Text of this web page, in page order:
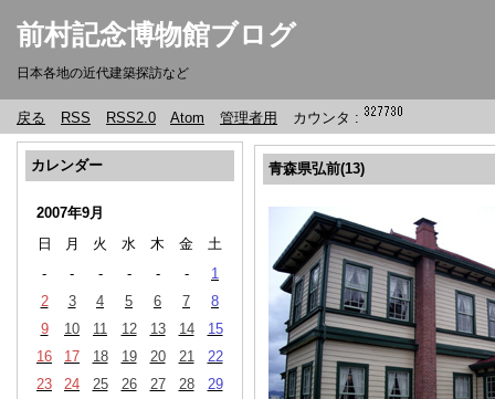
前村記念博物館ブログ
日本各地の近代建築探訪など
戻る RSS RSS2.0 Atom 管理者用 カウンタ :
カレンダー
2007年9月
日
月 火 水 木 金
土
-
- - - - -
1
2
3 4 5 6 7
8
9
10 11 12 13 14
15
16
17 18 19 20 21
22
23
24 25 26 27 28
29
青森県弘前(13)